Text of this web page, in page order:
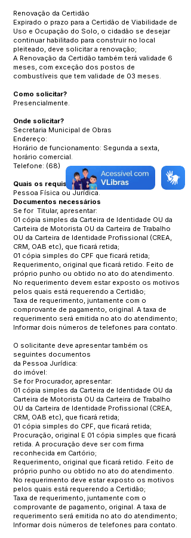
Renovação da Certidão
Expirado o prazo para a Certidão de Viabilidade de
Uso e Ocupação do Solo, o cidadão se desejar
continuar habilitado para construir no local
pleiteado, deve solicitar a renovação;
A Renovação da Certidão também terá validade 6
meses, com exceção dos postos de
combustíveis que tem validade de 03 meses.
Como solicitar?
Presencialmente.
Onde solicitar?
Secretaria Municipal de Obras
Endereço:
Horário de funcionamento: Segunda a sexta,
horário comercial.
Telefone: (68)
Quais os requisitos necessários?
Pessoa Física ou Jurídica.
Documentos necessários
Se for Titular, apresentar:
01 cópia simples da Carteira de Identidade OU da
Carteira de Motorista OU da Carteira de Trabalho
OU da Carteira de Identidade Profissional (CREA,
CRM, OAB etc), que ficará retida;
01 cópia simples do CPF que ficará retida;
Requerimento, original que ficará retido. Feito de
próprio punho ou obtido no ato do atendimento.
No requerimento devem estar exposto os motivos
pelos quais está requerendo a Certidão;
Taxa de requerimento, juntamente com o
comprovante de pagamento, original. A taxa de
requerimento será emitida no ato do atendimento;
Informar dois números de telefones para contato.
O solicitante deve apresentar também os
seguintes documentos
da Pessoa Jurídica:
do imóvel:
Se for Procurador, apresentar:
01 cópia simples da Carteira de Identidade OU da
Carteira de Motorista OU da Carteira de Trabalho
OU da Carteira de Identidade Profissional (CREA,
CRM, OAB etc), que ficará retida;
01 cópia simples do CPF, que ficará retida;
Procuração, original E 01 cópia simples que ficará
retida. A procuração deve ser com firma
reconhecida em Cartório;
Requerimento, original que ficará retido. Feito de
próprio punho ou obtido no ato do atendimento.
No requerimento deve estar exposto os motivos
pelos quais está requerendo a Certidão;
Taxa de requerimento, juntamente com o
comprovante de pagamento, original. A taxa de
requerimento será emitida no ato do atendimento;
Informar dois números de telefones para contato.